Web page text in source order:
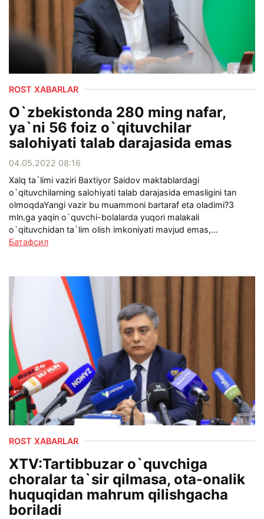
ROST XABARLAR
O`zbekistonda 280 ming nafar,
ya`ni 56 foiz o`qituvchilar
salohiyati talab darajasida emas
04.05.2022 08:16
Xalq ta`limi vaziri Baxtiyor Saidov maktablardagi
o`qituvchilarning salohiyati talab darajasida emasligini tan
olmoqdaYangi vazir bu muammoni bartaraf eta oladimi?3
mln.ga yaqin o`quvchi-bolalarda yuqori malakali
o`qituvchidan ta`lim olish imkoniyati mavjud emas,...
Батафсил
ROST XABARLAR
XTV:Tartibbuzar o`quvchiga
choralar ta`sir qilmasa, ota-onalik
huquqidan mahrum qilishgacha
boriladi